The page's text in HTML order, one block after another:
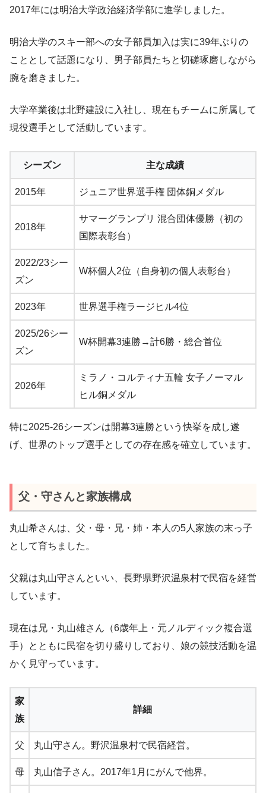
2017年には明治大学政治経済学部に進学しました。
明治大学のスキー部への女子部員加入は実に39年ぶりの
こととして話題になり、男子部員たちと切磋琢磨しながら
腕を磨きました。
大学卒業後は北野建設に入社し、現在もチームに所属して
現役選手として活動しています。
シーズン 主な成績
2015年 ジュニア世界選手権 団体銅メダル
2018年
サマーグランプリ 混合団体優勝（初の
国際表彰台）
2022/23シー
ズン
W杯個人2位（自身初の個人表彰台）
2023年 世界選手権ラージヒル4位
2025/26シー
ズン
W杯開幕3連勝→計6勝・総合首位
2026年
ミラノ・コルティナ五輪 女子ノーマル
ヒル銅メダル
特に2025-26シーズンは開幕3連勝という快挙を成し遂
げ、世界のトップ選手としての存在感を確立しています。
父・守さんと家族構成
丸山希さんは、父・母・兄・姉・本人の5人家族の末っ子
として育ちました。
父親は丸山守さんといい、長野県野沢温泉村で民宿を経営
しています。
現在は兄・丸山雄さん（6歳年上・元ノルディック複合選
手）とともに民宿を切り盛りしており、娘の競技活動を温
かく見守っています。
家
族
詳細
父 丸山守さん。野沢温泉村で民宿経営。
母 丸山信子さん。2017年1月にがんで他界。